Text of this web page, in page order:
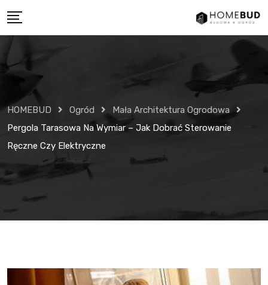
to
HOMEBUD Ogród
Mała Architektura Ogrodowa
Pergola Tarasowa Na Wymiar – Jak Dobrać Sterowanie
Ręczne Czy Elektryczne